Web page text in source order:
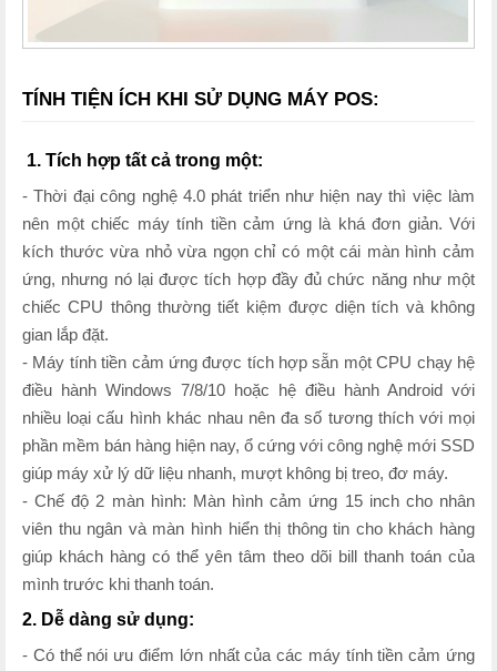
TÍNH TIỆN ÍCH KHI SỬ DỤNG MÁY POS:
1. Tích hợp tất cả trong một:
- Thời đại công nghệ 4.0 phát triển như hiện nay thì việc làm
nên một chiếc máy tính tiền cảm ứng là khá đơn giản. Với
kích thước vừa nhỏ vừa ngọn chỉ có một cái màn hình cảm
ứng, nhưng nó lại được tích hợp đầy đủ chức năng như một
chiếc CPU thông thường tiết kiệm được diện tích và không
gian lắp đặt.
- Máy tính tiền cảm ứng được tích hợp sẵn một CPU chạy hệ
điều hành Windows 7/8/10 hoặc hệ điều hành Android với
nhiều loại cấu hình khác nhau nên đa số tương thích với mọi
phần mềm bán hàng hiện nay, ổ cứng với công nghệ mới SSD
giúp máy xử lý dữ liệu nhanh, mượt không bị treo, đơ máy.
- Chế độ 2 màn hình: Màn hình cảm ứng 15 inch cho nhân
viên thu ngân và màn hình hiển thị thông tin cho khách hàng
giúp khách hàng có thể yên tâm theo dõi bill thanh toán của
mình trước khi thanh toán.
2. Dễ dàng sử dụng:
- Có thể nói ưu điểm lớn nhất của các máy tính tiền cảm ứng